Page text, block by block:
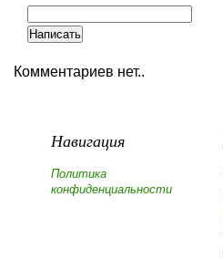
Комментариев нет..
Навигация
Политика
конфиденциальности